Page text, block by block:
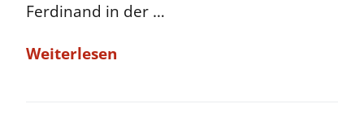
Ferdinand in der …
Weiterlesen